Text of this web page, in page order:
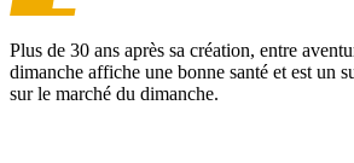
Plus de 30 ans après sa création, entre
dimanche affiche une bonne santé et est un
sur le marché du dimanche.